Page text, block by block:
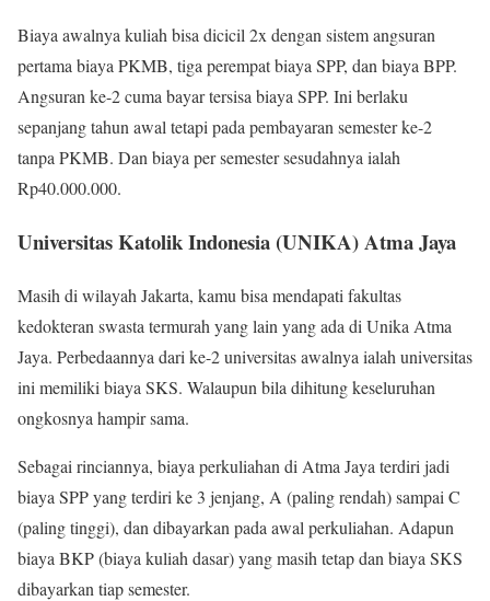
Biaya awalnya kuliah bisa dicicil 2x dengan sistem angsuran
pertama biaya PKMB, tiga perempat biaya SPP, dan biaya BPP.
Angsuran ke-2 cuma bayar tersisa biaya SPP. Ini berlaku
sepanjang tahun awal tetapi pada pembayaran semester ke-2
tanpa PKMB. Dan biaya per semester sesudahnya ialah
Rp40.000.000.
Universitas Katolik Indonesia (UNIKA) Atma Jaya
Masih di wilayah Jakarta, kamu bisa mendapati fakultas
kedokteran swasta termurah yang lain yang ada di Unika Atma
Jaya. Perbedaannya dari ke-2 universitas awalnya ialah universitas
ini memiliki biaya SKS. Walaupun bila dihitung keseluruhan
ongkosnya hampir sama.
Sebagai rinciannya, biaya perkuliahan di Atma Jaya terdiri jadi
biaya SPP yang terdiri ke 3 jenjang, A (paling rendah) sampai C
(paling tinggi), dan dibayarkan pada awal perkuliahan. Adapun
biaya BKP (biaya kuliah dasar) yang masih tetap dan biaya SKS
dibayarkan tiap semester.